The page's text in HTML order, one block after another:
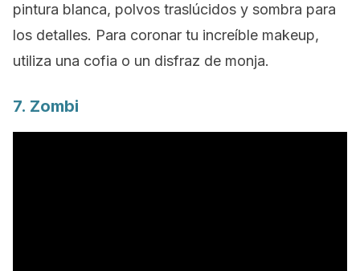
pintura blanca, polvos traslúcidos y sombra para
los detalles. Para coronar tu increíble makeup,
utiliza una cofia o un disfraz de monja.
7. Zombi